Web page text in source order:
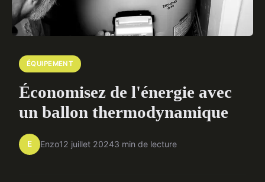
ÉQUIPEMENT
Économisez de l'énergie avec
un ballon thermodynamique
E Enzo12 juillet 20243 min de lecture